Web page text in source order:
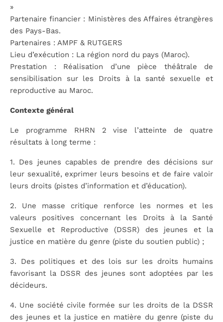
»
Partenaire financier : Ministères des Affaires étrangères
des Pays-Bas.
Partenaires : AMPF & RUTGERS
Lieu d’exécution : La région nord du pays (Maroc).
Prestation : Réalisation d’une pièce théâtrale de
sensibilisation sur les Droits à la santé sexuelle et
reproductive au Maroc.
Contexte général
Le programme RHRN 2 vise l’atteinte de quatre
résultats à long terme :
1. Des jeunes capables de prendre des décisions sur
leur sexualité, exprimer leurs besoins et de faire valoir
leurs droits (pistes d’information et d’éducation).
2. Une masse critique renforce les normes et les
valeurs positives concernant les Droits à la Santé
Sexuelle et Reproductive (DSSR) des jeunes et la
justice en matière du genre (piste du soutien public) ;
3. Des politiques et des lois sur les droits humains
favorisant la DSSR des jeunes sont adoptées par les
décideurs.
4. Une société civile formée sur les droits de la DSSR
des jeunes et la justice en matière du genre (piste du